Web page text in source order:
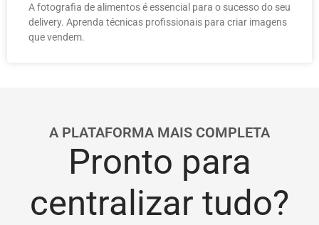
A fotografia de alimentos é essencial para o sucesso do seu
delivery. Aprenda técnicas profissionais para criar imagens
que vendem.
A PLATAFORMA MAIS COMPLETA
Pronto para
centralizar tudo?